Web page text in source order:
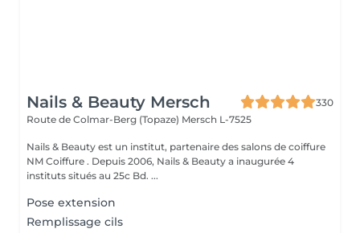
Nails & Beauty Mersch
330
Route de Colmar-Berg (Topaze) Mersch L-7525
Nails & Beauty est un institut, partenaire des salons de coiffure
NM Coiffure . Depuis 2006, Nails & Beauty a inaugurée 4
instituts situés au 25c Bd. ...
Pose extension
Remplissage cils